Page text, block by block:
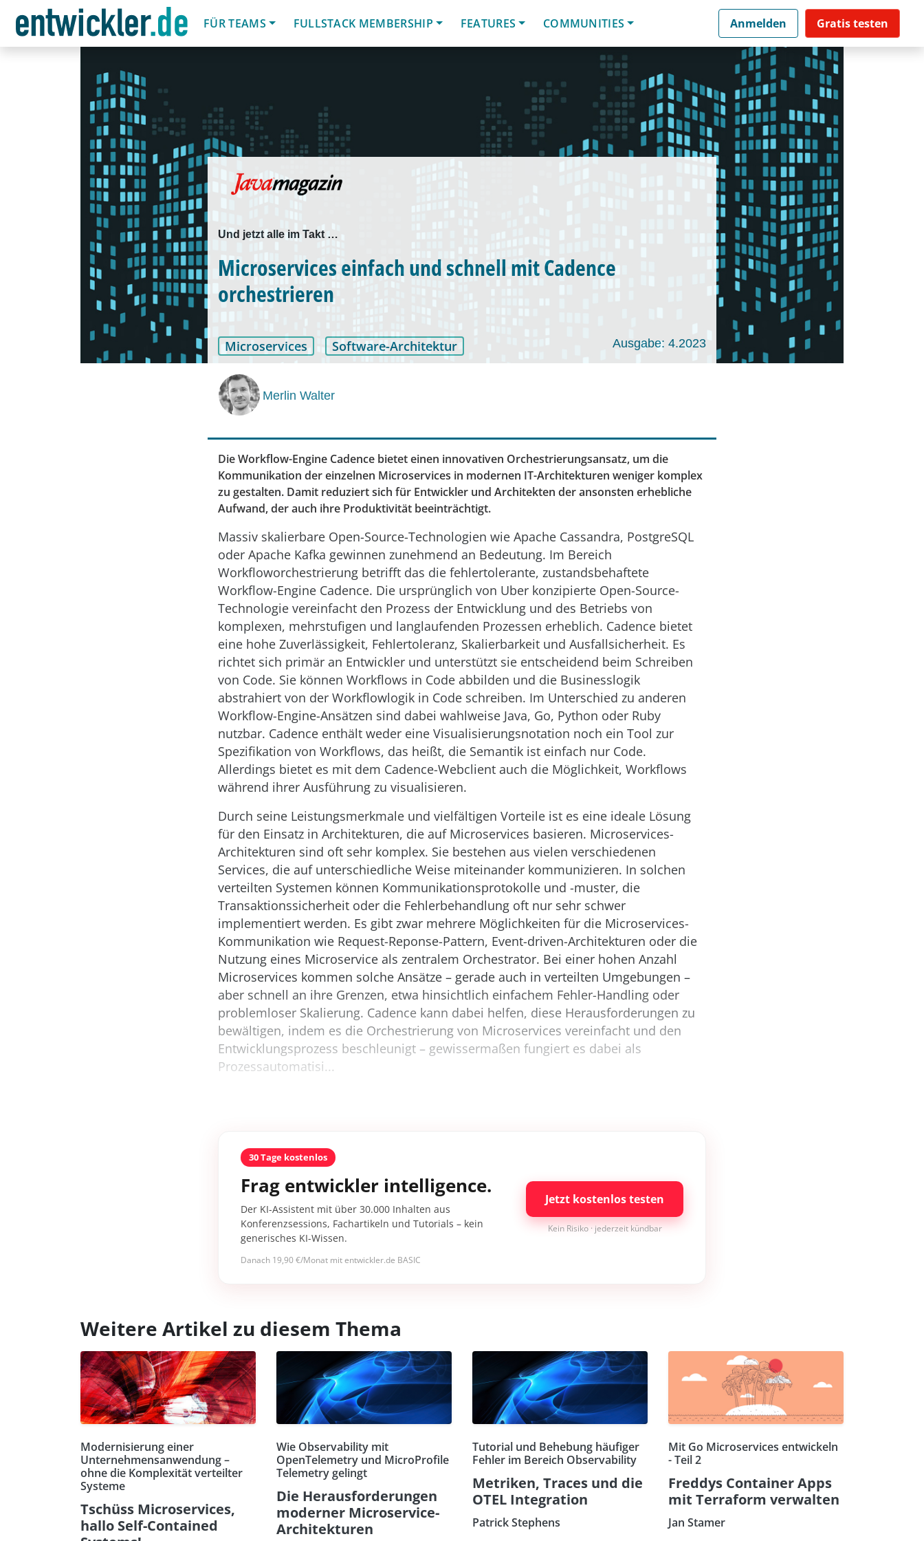
FÜR TEAMS
FULLSTACK MEMBERSHIP FEATURES COMMUNITIES Anmelden Gratis testen
Und jetzt alle im Takt …
Microservices einfach und schnell mit Cadence
orchestrieren
Microservices Software-Architektur Ausgabe: 4.2023
Merlin Walter
Die Workflow-Engine Cadence bietet einen innovativen Orchestrierungsansatz, um die
Kommunikation der einzelnen Microservices in modernen IT-Architekturen weniger komplex
zu gestalten. Damit reduziert sich für Entwickler und Architekten der ansonsten erhebliche
Aufwand, der auch ihre Produktivität beeinträchtigt.
Massiv skalierbare Open-Source-Technologien wie Apache Cassandra, PostgreSQL
oder Apache Kafka gewinnen zunehmend an Bedeutung. Im Bereich
Workfloworchestrierung betrifft das die fehlertolerante, zustandsbehaftete
Workflow-Engine Cadence. Die ursprünglich von Uber konzipierte Open-Source-
Technologie vereinfacht den Prozess der Entwicklung und des Betriebs von
komplexen, mehrstufigen und langlaufenden Prozessen erheblich. Cadence bietet
eine hohe Zuverlässigkeit, Fehlertoleranz, Skalierbarkeit und Ausfallsicherheit. Es
richtet sich primär an Entwickler und unterstützt sie entscheidend beim Schreiben
von Code. Sie können Workflows in Code abbilden und die Businesslogik
abstrahiert von der Workflowlogik in Code schreiben. Im Unterschied zu anderen
Workflow-Engine-Ansätzen sind dabei wahlweise Java, Go, Python oder Ruby
nutzbar. Cadence enthält weder eine Visualisierungsnotation noch ein Tool zur
Spezifikation von Workflows, das heißt, die Semantik ist einfach nur Code.
Allerdings bietet es mit dem Cadence-Webclient auch die Möglichkeit, Workflows
während ihrer Ausführung zu visualisieren.
Durch seine Leistungsmerkmale und vielfältigen Vorteile ist es eine ideale Lösung
für den Einsatz in Architekturen, die auf Microservices basieren. Microservices-
Architekturen sind oft sehr komplex. Sie bestehen aus vielen verschiedenen
Services, die auf unterschiedliche Weise miteinander kommunizieren. In solchen
verteilten Systemen können Kommunikationsprotokolle und -muster, die
Transaktionssicherheit oder die Fehlerbehandlung oft nur sehr schwer
implementiert werden. Es gibt zwar mehrere Möglichkeiten für die Microservices-
Kommunikation wie Request-Reponse-Pattern, Event-driven-Architekturen oder die
Nutzung eines Microservice als zentralem Orchestrator. Bei einer hohen Anzahl
Microservices kommen solche Ansätze – gerade auch in verteilten Umgebungen –
aber schnell an ihre Grenzen, etwa hinsichtlich einfachem Fehler-Handling oder
problemloser Skalierung. Cadence kann dabei helfen, diese Herausforderungen zu
bewältigen, indem es die Orchestrierung von Microservices vereinfacht und den
Entwicklungsprozess beschleunigt – gewissermaßen fungiert es dabei als
Prozessautomatisi...
30 Tage kostenlos
Frag entwickler intelligence.
Der KI-Assistent mit über 30.000 Inhalten aus
Konferenzsessions, Fachartikeln und Tutorials – kein
generisches KI-Wissen.
Danach 19,90 €/Monat mit entwickler.de BASIC
Jetzt kostenlos testen
Kein Risiko · jederzeit kündbar
Weitere Artikel zu diesem Thema
Modernisierung einer
Unternehmensanwendung –
ohne die Komplexität verteilter
Systeme
Tschüss Microservices,
hallo Self-Contained
Wie Observability mit
OpenTelemetry und MicroProfile
Telemetry gelingt
Die Herausforderungen
moderner Microservice-
Architekturen
Tutorial und Behebung häufiger
Fehler im Bereich Observability
Metriken, Traces und die
OTEL Integration
Patrick Stephens
Mit Go Microservices entwickeln
- Teil 2
Freddys Container Apps
mit Terraform verwalten
Jan Stamer